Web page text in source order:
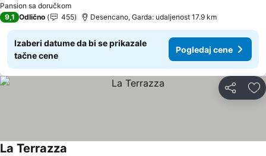
Pansion sa doručkom
9,1 Odlično 455 Desencano, Garda: udaljenost 17.9 km
Izaberi datume da bi se prikazale
tačne cene
Pogledaj cene
Deli
La Terrazza